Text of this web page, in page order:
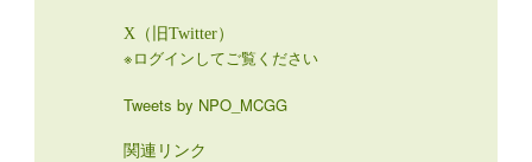
X（旧Twitter）
※ログインしてご覧ください
Tweets by NPO_MCGG
関連リンク